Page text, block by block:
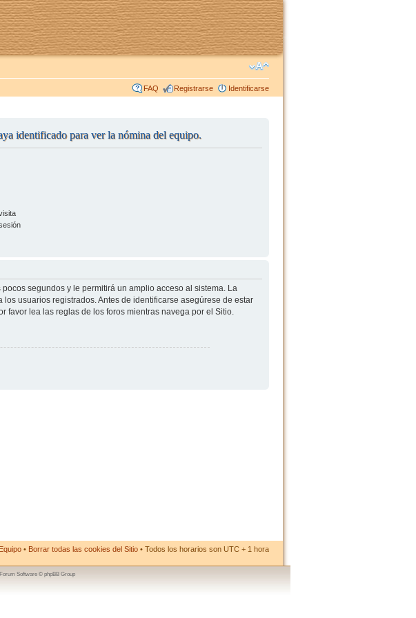
FAQ Registrarse Identificarse
identificado para ver la nómina del equipo.
segundos y le permitirá un amplio acceso al sistema. La
usuarios registrados. Antes de identificarse asegúrese de estar
favor lea las reglas de los foros mientras navega por el Sitio.
• Borrar todas las cookies del Sitio • Todos los horarios son UTC + 1 hora
Software © phpBB Group